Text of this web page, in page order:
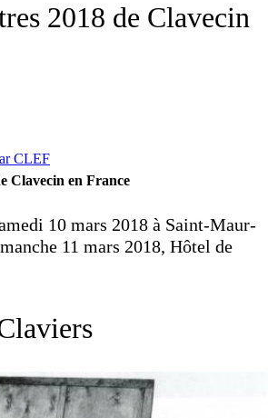
2018 de Clavecin
CLEF
Clavecin en France
10 mars 2018 à Saint-Maur-
11 mars 2018, Hôtel de